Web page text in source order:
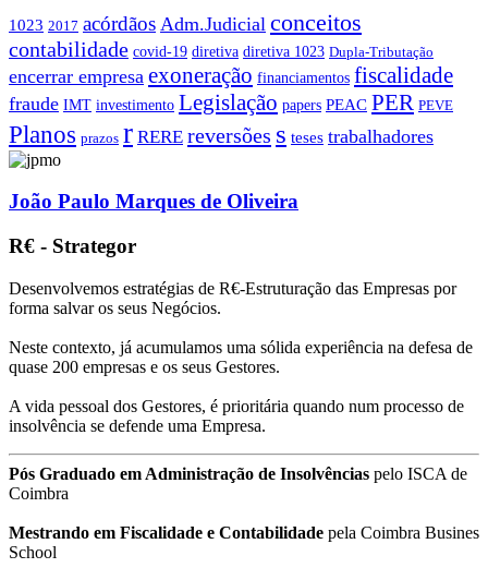
1023 2017 acórdãos Adm.Judicial conceitos
contabilidade covid-19 diretiva diretiva 1023 Dupla-Tributação
encerrar empresa exoneração financiamentos fiscalidade
fraude IMT investimento Legislação papers PEAC PER PEVE
Planos prazos r RERE reversões s teses trabalhadores
João Paulo Marques de Oliveira
R€ - Strategor
Desenvolvemos estratégias de R€-Estruturação das Empresas por
forma salvar os seus Negócios.
Neste contexto, já acumulamos uma sólida experiência na defesa de
quase 200 empresas e os seus Gestores.
A vida pessoal dos Gestores, é prioritária quando num processo de
insolvência se defende uma Empresa.
Pós Graduado em Administração de Insolvências pelo ISCA de
Coimbra
Mestrando em Fiscalidade e Contabilidade pela Coimbra Busines
School